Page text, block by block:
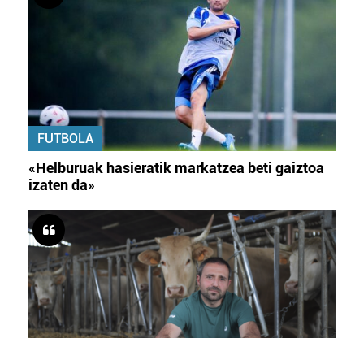
FUTBOLA
«Helburuak hasieratik markatzea beti gaiztoa
izaten da»